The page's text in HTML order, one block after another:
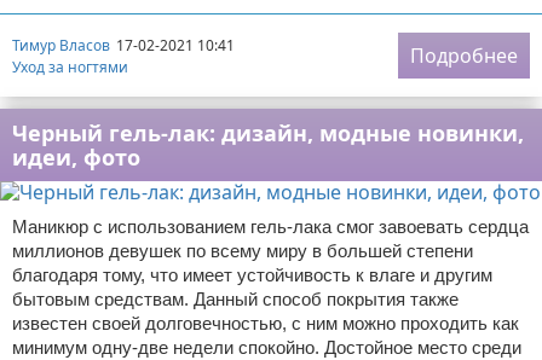
Тимур Власов 17-02-2021 10:41
Уход за ногтями
Подробнее
Черный гель-лак: дизайн, модные новинки,
идеи, фото
Маникюр с использованием гель-лака смог завоевать сердца
миллионов девушек по всему миру в большей степени
благодаря тому, что имеет устойчивость к влаге и другим
бытовым средствам. Данный способ покрытия также
известен своей долговечностью, с ним можно проходить как
минимум одну-две недели спокойно. Достойное место среди